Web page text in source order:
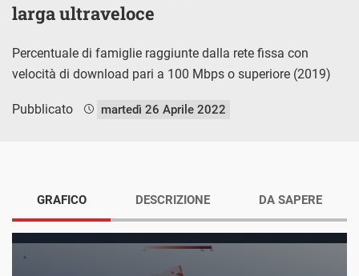
larga ultraveloce
Percentuale di famiglie raggiunte dalla rete fissa con
velocità di download pari a 100 Mbps o superiore (2019)
Pubblicato martedì 26 Aprile 2022
GRAFICO DESCRIZIONE DA SAPERE